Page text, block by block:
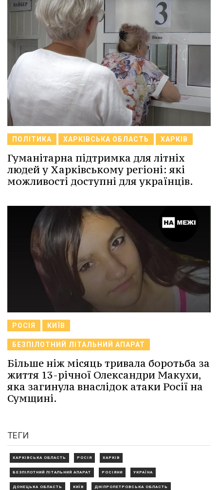
ПОЛІТИКА ХАРКІВСЬКА ОБЛАСТЬ ХАРКІВ
Гуманітарна підтримка для літніх
людей у Харківському регіоні: які
можливості доступні для українців.
РОСІЯ КИЇВ
БЕЗПІЛОТНИЙ ЛІТАЛЬНИЙ АПАРАТ
Більше ніж місяць тривала боротьба за
життя 13-річної Олександри Макухи,
яка загинула внаслідок атаки Росії на
Сумщині.
ТЕГИ
ХАРКІВСЬКА ОБЛАСТЬ РОСІЯ ХАРКІВ
БЕЗПІЛОТНИЙ ЛІТАЛЬНИЙ АПАРАТ РОСІЯНИ УКРАЇНА
ДОНЕЦЬКА ОБЛАСТЬ КИЇВ ДНІПРОПЕТРОВСЬКА ОБЛАСТЬ